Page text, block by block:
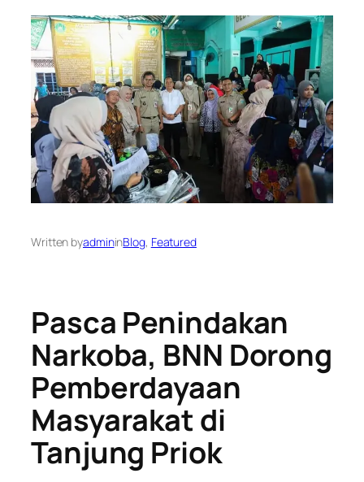
Written byadmininBlog, Featured
Pasca Penindakan
Narkoba, BNN Dorong
Pemberdayaan
Masyarakat di
Tanjung Priok